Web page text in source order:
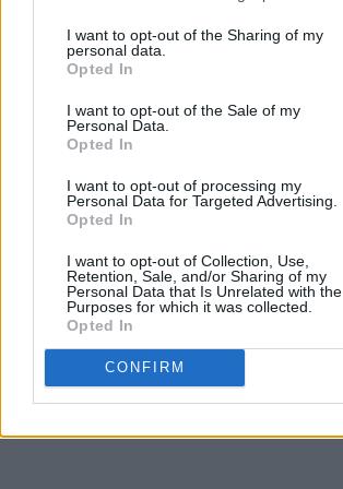
I want to opt-out of the Sharing of my
personal data.
Opted In
I want to opt-out of the Sale of my
Personal Data.
Opted In
I want to opt-out of processing my
Personal Data for Targeted Advertising.
Opted In
I want to opt-out of Collection, Use,
Retention, Sale, and/or Sharing of my
Personal Data that Is Unrelated with the
Purposes for which it was collected.
Opted In
CONFIRM
♥ ♥♥